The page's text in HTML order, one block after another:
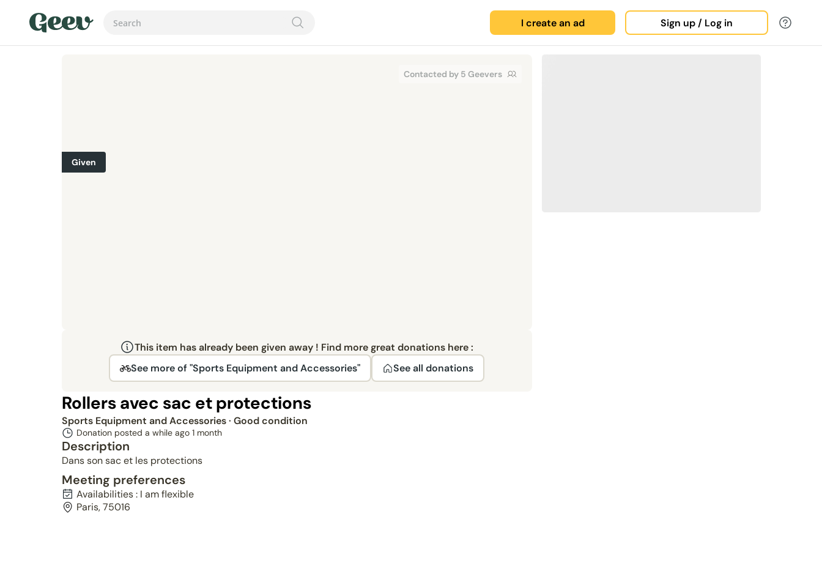
I create an ad Sign up / Log in
Contacted by 5 Geevers
Given
This item has already been given away ! Find more great donations here :
See more of "Sports Equipment and Accessories"
See all donations
Rollers avec sac et protections
Sports Equipment and Accessories· Good condition
Donation posted a while ago 1 month
Description
Dans son sac et les protections
Meeting preferences
Availabilities : I am flexible
Paris, 75016